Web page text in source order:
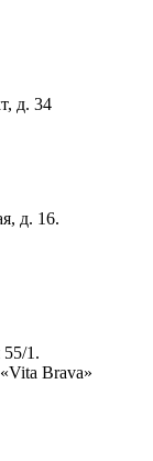
д. 34
д. 16.
55/1.
Brava»